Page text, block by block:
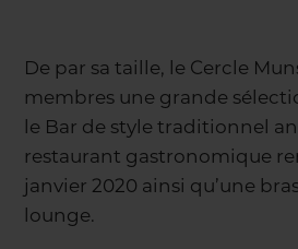
De par sa taille, le Cercle
membres une grande
le Bar de style traditionnel
restaurant gastronomique
janvier 2020 ainsi qu’une
lounge.